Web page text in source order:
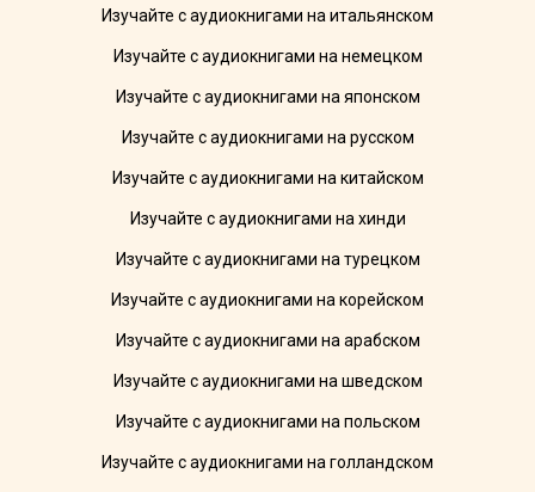
Изучайте с аудиокнигами на итальянском
Изучайте с аудиокнигами на немецком
Изучайте с аудиокнигами на японском
Изучайте с аудиокнигами на русском
Изучайте с аудиокнигами на китайском
Изучайте с аудиокнигами на хинди
Изучайте с аудиокнигами на турецком
Изучайте с аудиокнигами на корейском
Изучайте с аудиокнигами на арабском
Изучайте с аудиокнигами на шведском
Изучайте с аудиокнигами на польском
Изучайте с аудиокнигами на голландском